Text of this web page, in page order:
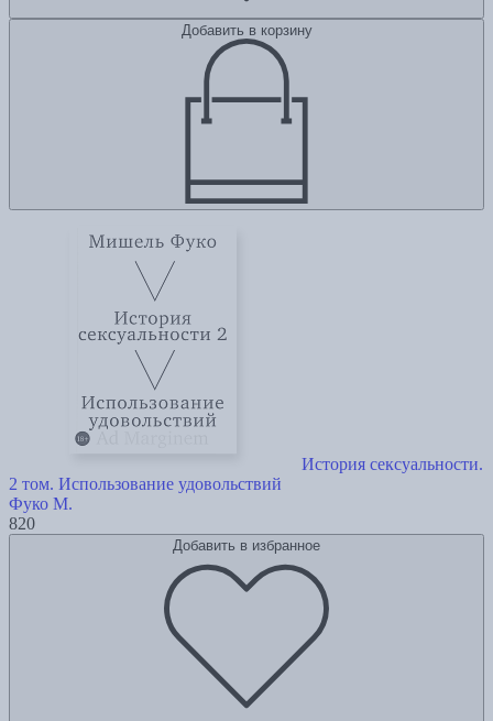
Добавить в корзину
История сексуальности.
2 том. Использование удовольствий
Фуко М.
820
Добавить в избранное